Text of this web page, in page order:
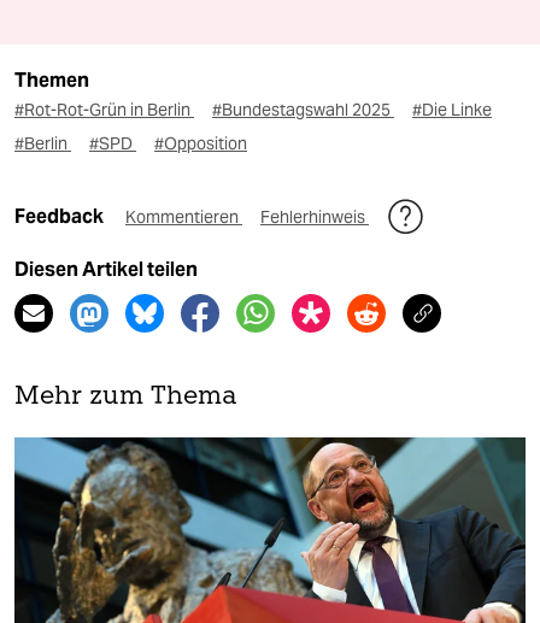
Themen
#Rot-Rot-Grün in Berlin #Bundestagswahl 2025
#Die Linke
#Berlin
#SPD #Opposition
Feedback Kommentieren Fehlerhinweis
Diesen Artikel teilen
Mehr zum Thema